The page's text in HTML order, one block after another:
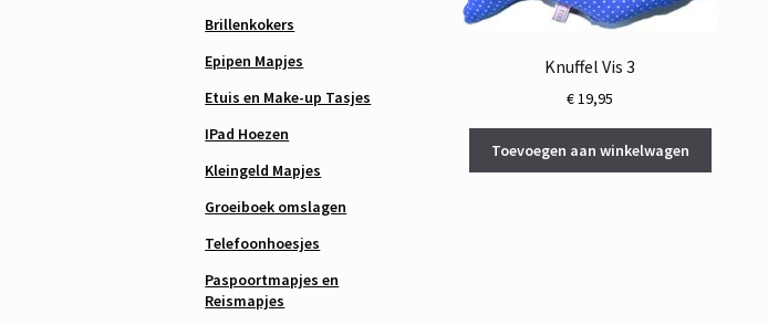
Knuffel Vis 3
€19,95
Toevoegen aan winkelwagen
Brillenkokers
Epipen Mapjes
Etuis en Make-up Tasjes
IPad Hoezen
Kleingeld Mapjes
Groeiboek omslagen
Telefoonhoesjes
Paspoortmapjes en
Reismapjes